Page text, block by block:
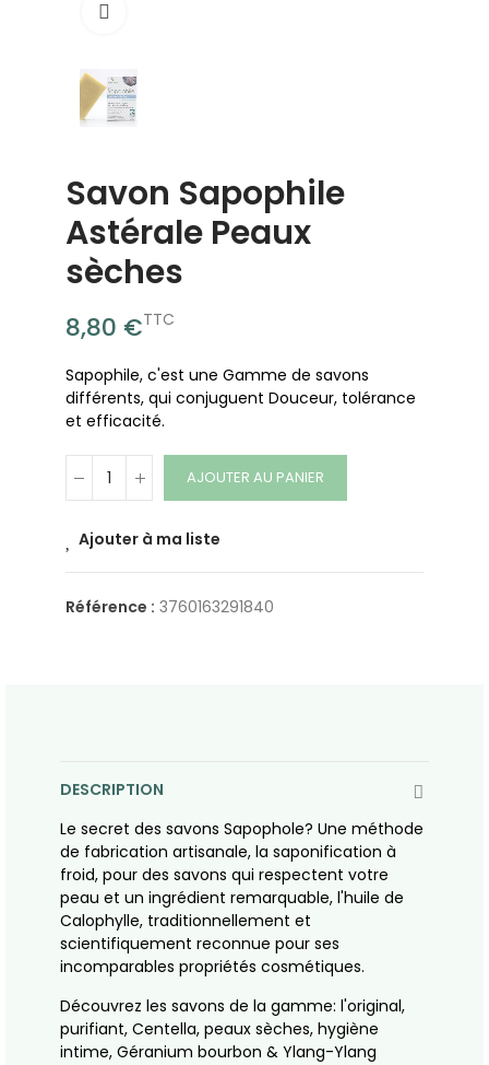
DESCRIPTION
Le secret des savons Sapophole? Une méthode
de fabrication artisanale, la saponification à
froid, pour des savons qui respectent votre
peau et un ingrédient remarquable, l'huile de
Calophylle, traditionnellement et
scientifiquement reconnue pour ses
incomparables propriétés cosmétiques.
Découvrez les savons de la gamme: l'original,
purifiant, Centella, peaux sèches, hygiène
intime, Géranium bourbon & Ylang-Ylang
Savon Sapophile
Astérale Peaux
sèches
8,80 €TTC
Sapophile, c'est une Gamme de savons
différents, qui conjuguent Douceur, tolérance
et efficacité.
AJOUTER AU PANIER
Ajouter à ma liste
Référence : 3760163291840